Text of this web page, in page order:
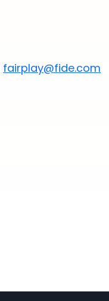
fairplay@fide.com